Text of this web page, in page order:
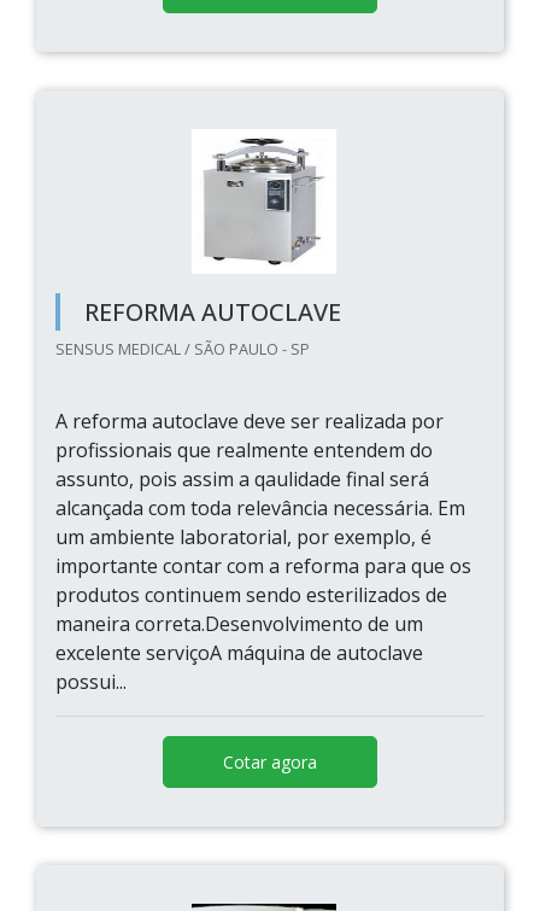
REFORMA AUTOCLAVE
SENSUS MEDICAL / SÃO PAULO - SP
A reforma autoclave deve ser realizada por
profissionais que realmente entendem do
assunto, pois assim a qaulidade final será
alcançada com toda relevância necessária. Em
um ambiente laboratorial, por exemplo, é
importante contar com a reforma para que os
produtos continuem sendo esterilizados de
maneira correta.Desenvolvimento de um
excelente serviçoA máquina de autoclave
possui...
Cotar agora